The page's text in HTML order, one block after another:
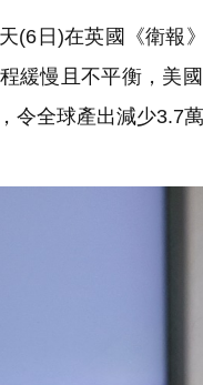
(6日)在英國《衛報
緩慢且不平衡，美
令全球產出減少3.7